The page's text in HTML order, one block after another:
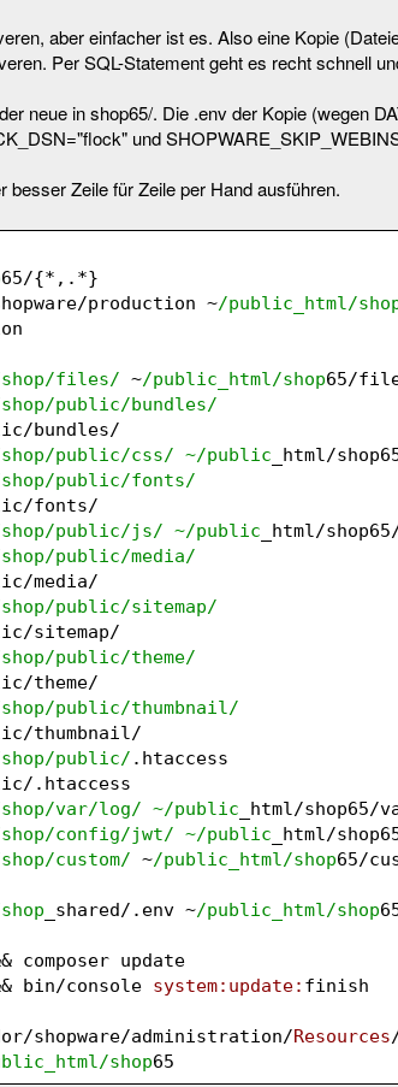
aber einfacher ist es. Also eine Kopie
Per SQL-Statement geht es recht schnell
neue in shop65/. Die .env der Kopie (wegen
und
besser Zeile für Zeile per Hand ausführen.
65/{*,.*}
production ~/public_html/
/files/ ~/public_html/shop65/
/public/bundles/
bundles/
/public/css/ ~/public _html/
/public/fonts/
fonts/
/public/js/ ~/public _html/
/public/media/
media/
/public/sitemap/
sitemap/
/public/theme/
theme/
/public/thumbnail /
thumbnail/
/public/ .htaccess
.htaccess
/var/log/ ~/public _html/shop65/
/config/jwt/ ~/public _html/
/custom/ ~/public_html/shop65/
_shared/.env ~/public_html/shop
composer update
bin/console system: update: finish
shopware/administration/Resources
shop65